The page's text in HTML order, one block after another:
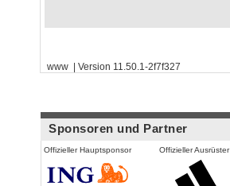
www | Version 11.50.1-2f7f327
Sponsoren und Partner
Offizieller Hauptsponsor Offizieller Ausrüster